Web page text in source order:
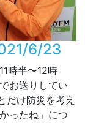
6/23
時半〜12時
お送りしてい
だけ防災を考え
ったね」につ